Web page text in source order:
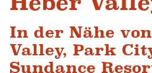
In der Nähe
Valley, Park
Sundance